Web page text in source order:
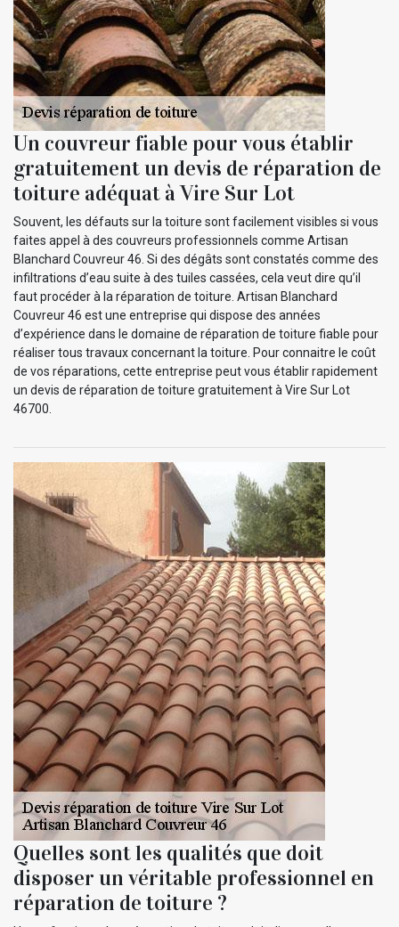
Un couvreur fiable pour vous établir
gratuitement un devis de réparation de
toiture adéquat à Vire Sur Lot
Souvent, les défauts sur la toiture sont facilement visibles si vous
faites appel à des couvreurs professionnels comme Artisan
Blanchard Couvreur 46. Si des dégâts sont constatés comme des
infiltrations d’eau suite à des tuiles cassées, cela veut dire qu’il
faut procéder à la réparation de toiture. Artisan Blanchard
Couvreur 46 est une entreprise qui dispose des années
d’expérience dans le domaine de réparation de toiture fiable pour
réaliser tous travaux concernant la toiture. Pour connaitre le coût
de vos réparations, cette entreprise peut vous établir rapidement
un devis de réparation de toiture gratuitement à Vire Sur Lot
46700.
Quelles sont les qualités que doit
disposer un véritable professionnel en
réparation de toiture ?